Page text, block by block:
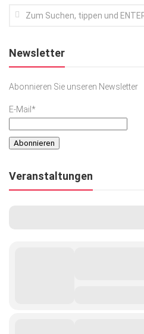
Newsletter
Abonnieren Sie unseren Newsletter
E-Mail*
Veranstaltungen